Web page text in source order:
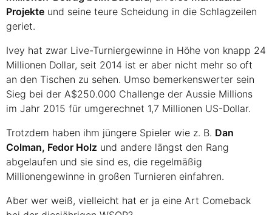
Projekte und seine teure Scheidung in die Schlagzeilen
geriet.
Ivey hat zwar Live-Turniergewinne in Höhe von knapp 24
Millionen Dollar, seit 2014 ist er aber nicht mehr so oft
an den Tischen zu sehen. Umso bemerkenswerter sein
Sieg bei der A$250.000 Challenge der Aussie Millions
im Jahr 2015 für umgerechnet 1,7 Millionen US-Dollar.
Trotzdem haben ihm jüngere Spieler wie z. B. Dan
Colman, Fedor Holz und andere längst den Rang
abgelaufen und sie sind es, die regelmäßig
Millionengewinne in großen Turnieren einfahren.
Aber wer weiß, vielleicht hat er ja eine Art Comeback